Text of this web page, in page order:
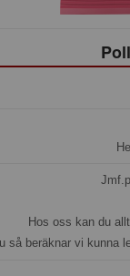
Hos oss kan du
så beräknar vi kunna